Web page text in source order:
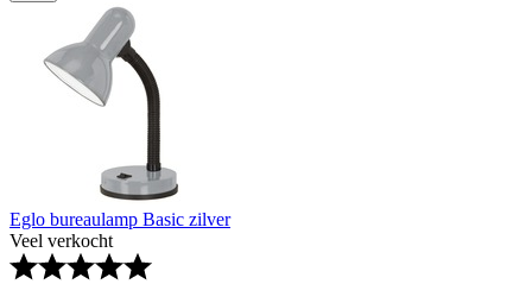
Eglo bureaulamp Basic zilver
Veel verkocht